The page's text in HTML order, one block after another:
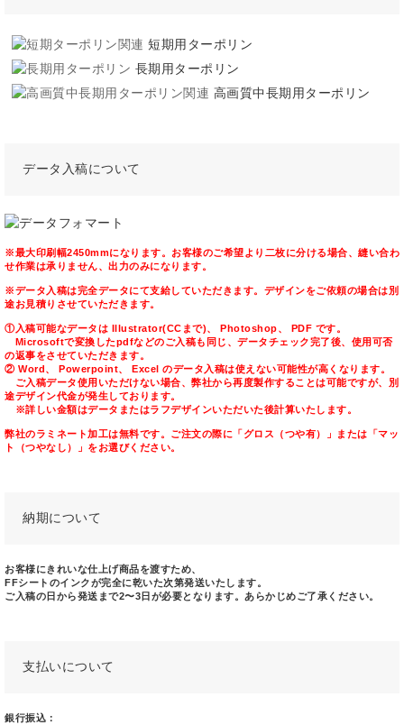
短期用ターポリン
長期用ターポリン
高画質中長期用ターポリン
データ入稿について
※最大印刷幅2450mmになります。お客様のご希望より二枚に分ける場合、縫い合わ
せ作業は承りません、出力のみになります。
※データ入稿は完全データにて支給していただきます。デザインをご依頼の場合は別
途お見積りさせていただきます。
①入稿可能なデータは Illustrator(CCまで)、 Photoshop、 PDF です。
Microsoftで変換したpdfなどのご入稿も同じ、データチェック完了後、使用可否
の返事をさせていただきます。
② Word、 Powerpoint、 Excel のデータ入稿は使えない可能性が高くなります。
ご入稿データ使用いただけない場合、弊社から再度製作することは可能ですが、別
途デザイン代金が発生しております。
※詳しい金額はデータまたはラフデザインいただいた後計算いたします。
弊社のラミネート加工は無料です。ご注文の際に「グロス（つや有）」または「マッ
ト（つやなし）」をお選びください。
納期について
お客様にきれいな仕上げ商品を渡すため、
FFシートのインクが完全に乾いた次第発送いたします。
ご入稿の日から発送まで2〜3日が必要となります。あらかじめご了承ください。
支払いについて
銀行振込：